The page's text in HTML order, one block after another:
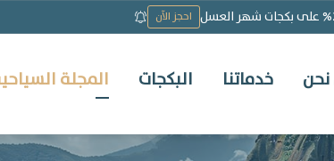
احجز الآن
خدماتنا البكجات المجلة